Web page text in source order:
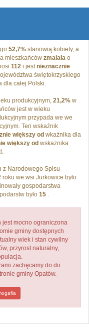
52,7% stanowią kobiety, a
mieszkańców zmalała o
112 i jestnieznacznie
świętokrzyskiego
dla całej Polski.
produkcyjnym, 21,2% w
jest w wieku
przypada we we
Ten wskaźnik
większy od wkażnika dla
większy od wskażnika
z Narodowego Spisu
roku we wsi Jurkowice było
gospodarstwa
było 15 .
jest mocno ograniczona
gminy dostępnych
wiek i stan cywilny
przyrost naturalny,
zachęcamy do do
gminy Opatów.